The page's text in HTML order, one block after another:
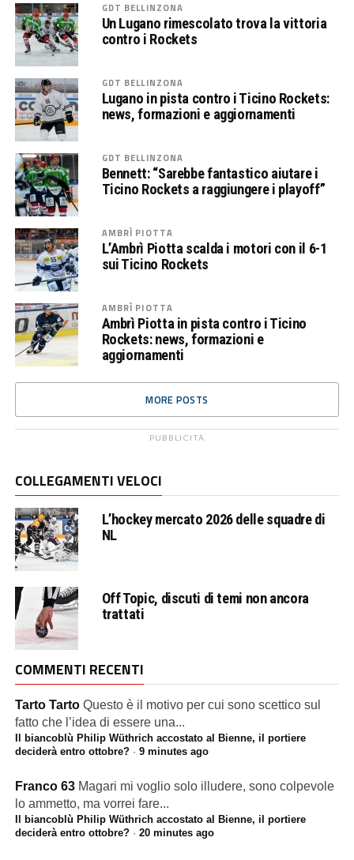
GDT BELLINZONA
Un Lugano rimescolato trova la vittoria
contro i Rockets
GDT BELLINZONA
Lugano in pista contro i Ticino Rockets:
news, formazioni e aggiornamenti
GDT BELLINZONA
Bennett: “Sarebbe fantastico aiutare i
Ticino Rockets a raggiungere i playoff”
AMBRÌ PIOTTA
L’Ambrì Piotta scalda i motori con il 6-1
sui Ticino Rockets
AMBRÌ PIOTTA
Ambrì Piotta in pista contro i Ticino
Rockets: news, formazioni e
aggiornamenti
MORE POSTS
PUBBLICITÀ
COLLEGAMENTI VELOCI
L’hockey mercato 2026 delle squadre di
NL
Off Topic, discuti di temi non ancora
trattati
COMMENTI RECENTI
Tarto Tarto Questo è il motivo per cui sono scettico sul
fatto che l’idea di essere una...
Il biancoblù Philip Wüthrich accostato al Bienne, il portiere
deciderà entro ottobre?· 9 minutes ago
Franco 63 Magari mi voglio solo illudere, sono colpevole
lo ammetto, ma vorrei fare...
Il biancoblù Philip Wüthrich accostato al Bienne, il portiere
deciderà entro ottobre?· 20 minutes ago